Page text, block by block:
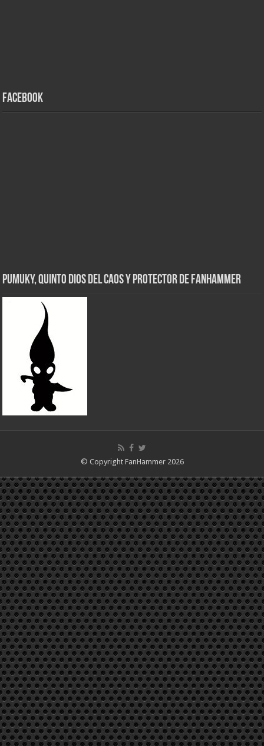
Facebook
Pumuky, Quinto Dios del Caos y Protector de FanHammer
© Copyright FanHammer 2026